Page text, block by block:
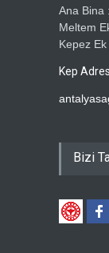
Ana Bina
Meltem
Kepez
Kep
Bizi